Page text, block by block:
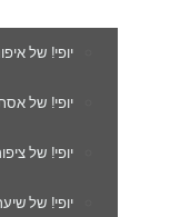
יופי! של
יופי! של
יופי! של
יופי! של